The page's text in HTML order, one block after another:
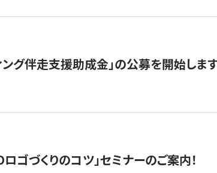
ング伴走支援助成金」の公募を開始しま
ゴづくりのコツ」セミナーのご案内！